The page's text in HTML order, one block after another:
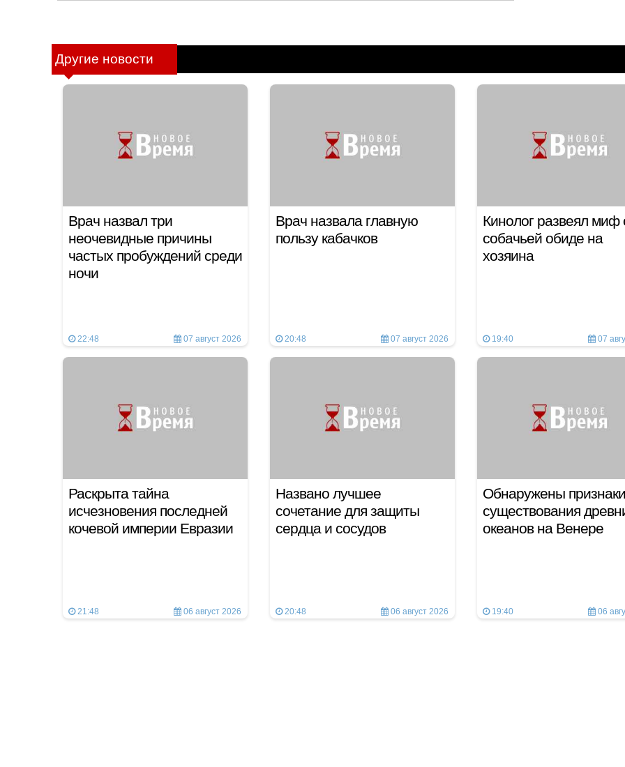
Другие новости
Врач назвал три
неочевидные причины
частых пробуждений среди
ночи
22:48 07 август 2026
Врач назвала главную
пользу кабачков
20:48 07 август 2026
Кинолог развеял миф
собачьей обиде на
хозяина
19:40 07
Раскрыта тайна
исчезновения последней
кочевой империи Евразии
21:48 06 август 2026
Названо лучшее
сочетание для защиты
сердца и сосудов
20:48 06 август 2026
Обнаружены признаки
существования
океанов на Венере
19:40 06